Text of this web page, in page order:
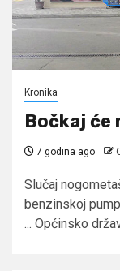
Kronika
Bočkaj će
7 godina ago
Slučaj
benzinskoj
... Općinsko